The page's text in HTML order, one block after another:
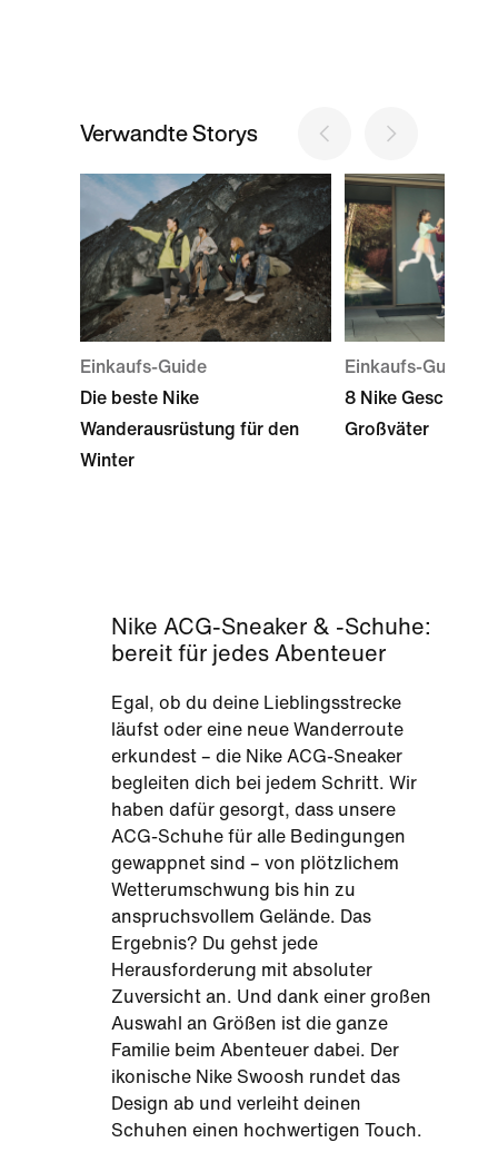
Verwandte Storys
Einkaufs-Guide
Die beste Nike
Wanderausrüstung für den
Winter
Einkaufs-Guide
8 Nike
Großväter
Nike ACG-Sneaker & -Schuhe:
bereit für jedes Abenteuer
Egal, ob du deine Lieblingsstrecke
läufst oder eine neue Wanderroute
erkundest – die Nike ACG-Sneaker
begleiten dich bei jedem Schritt. Wir
haben dafür gesorgt, dass unsere
ACG-Schuhe für alle Bedingungen
gewappnet sind – von plötzlichem
Wetterumschwung bis hin zu
anspruchsvollem Gelände. Das
Ergebnis? Du gehst jede
Herausforderung mit absoluter
Zuversicht an. Und dank einer großen
Auswahl an Größen ist die ganze
Familie beim Abenteuer dabei. Der
ikonische Nike Swoosh rundet das
Design ab und verleiht deinen
Schuhen einen hochwertigen Touch.